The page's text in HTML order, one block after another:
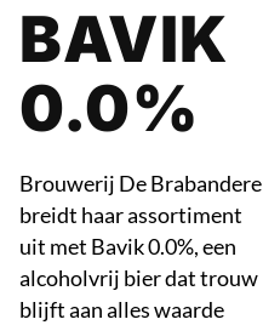
BAVIK
0.0%
Brouwerij De Brabandere
breidt haar assortiment
uit met Bavik 0.0%, een
alcoholvrij bier dat trouw
blijft aan alles waarde